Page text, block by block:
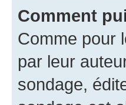
Comment
Comme pour
par leur
sondage,